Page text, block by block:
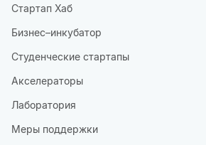
Стартап Хаб
Бизнес–инкубатор
Студенческие стартапы
Акселераторы
Лаборатория
Меры поддержки